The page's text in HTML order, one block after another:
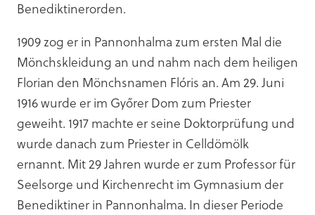
Benediktinerorden.
1909 zog er in Pannonhalma zum ersten Mal die
Mönchskleidung an und nahm nach dem heiligen
Florian den Mönchsnamen Flóris an. Am 29. Juni
1916 wurde er im Győrer Dom zum Priester
geweiht. 1917 machte er seine Doktorprüfung und
wurde danach zum Priester in Celldömölk
ernannt. Mit 29 Jahren wurde er zum Professor für
Seelsorge und Kirchenrecht im Gymnasium der
Benediktiner in Pannonhalma. In dieser Periode